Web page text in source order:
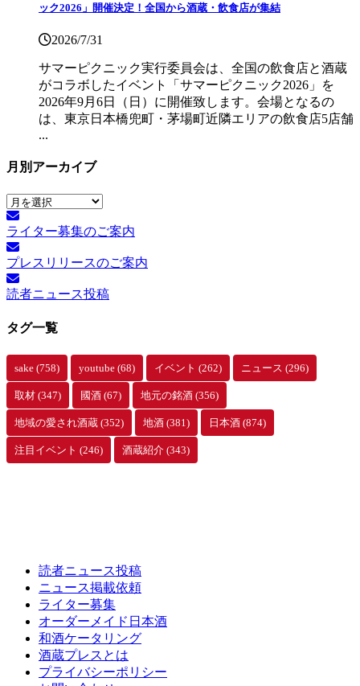
ック2026」開催決定！全国から酒蔵・飲食店が集結
2026/7/31
サマーピクニック実⾏委員会は、全国の飲⾷店と酒蔵
がコラボしたイベント「サマーピクニック2026」を
2026年9月6日（日）に開催致します。会場となるの
は、東京日本橋兜町・茅場町近隣エリアの飲食店5店舗
...
月別アーカイブ
月
別
ア
ー
カ
イ
ブ
ライター募集のご案内
プレスリリースのご案内
読者ニュース投稿
タグ一覧
sake (758) youtube (68) イベント (262) ニュース (296)
取材 (347) 國酒 (67) 地元の銘酒 (356)
地域の愛され酒蔵 (352) 地酒 (381) 日本酒 (874)
注目イベント (246) 酒蔵紹介 (343)
読者ニュース投稿
ニュース掲載依頼
ライター募集
オーダーメイド日本酒
和酒ケータリング
酒蔵プレスとは
プライバシーポリシー